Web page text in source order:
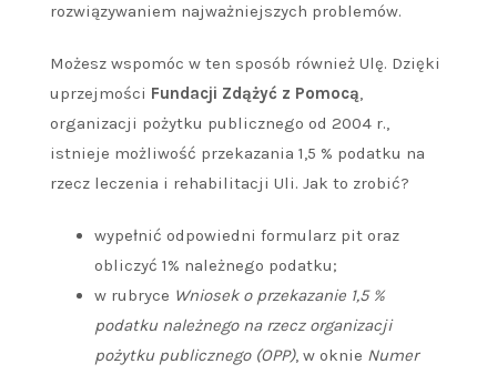
rozwiązywaniem najważniejszych problemów.
Możesz wspomóc w ten sposób również Ulę. Dzięki
uprzejmości Fundacji Zdążyć z Pomocą,
organizacji pożytku publicznego od 2004 r.,
istnieje możliwość przekazania 1,5 % podatku na
rzecz leczenia i rehabilitacji Uli. Jak to zrobić?
wypełnić odpowiedni formularz pit oraz
obliczyć 1% należnego podatku;
w rubryce Wniosek o przekazanie 1,5 %
podatku należnego na rzecz organizacji
pożytku publicznego (OPP), w oknie Numer